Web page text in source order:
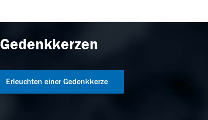
Gedenkkerzen
Erleuchten einer Gedenkkerze